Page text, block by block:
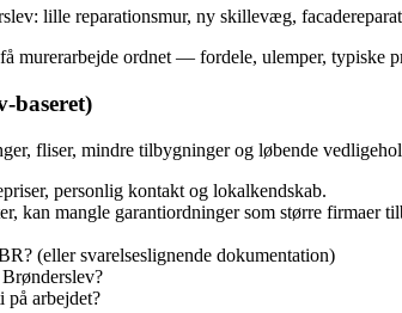
lille reparationsmur, ny skillevæg,
murerarbejde ordnet — fordele, ulemper, typiske
fliser, mindre tilbygninger og løbende
personlig kontakt og lokalkendskab.
kan mangle garantiordninger som større firmaer
(eller svarelseslignende dokumentation)
arbejdet?